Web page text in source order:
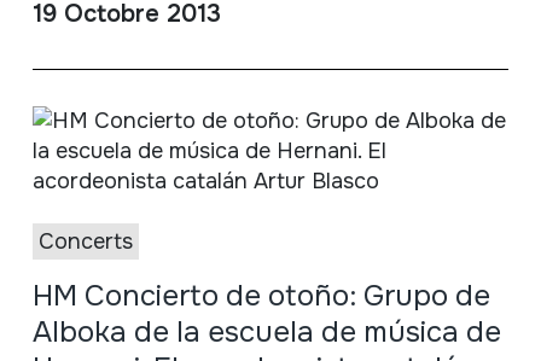
19 Octobre 2013
Concerts
HM Concierto de otoño: Grupo de
Alboka de la escuela de música de